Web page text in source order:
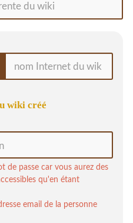
wiki créé
de passe car vous aurez des
qu'en étant
email de la personne